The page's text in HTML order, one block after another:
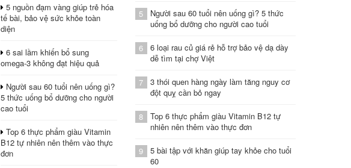
5 nguồn đạm vàng giúp trẻ hóa
tế bài, bảo vệ sức khỏe toàn
diện
6 sai lầm khiến bổ sung
omega-3 không đạt hiệu quả
Người sau 60 tuổi nên uống gì?
5 thức uống bổ dưỡng cho người
cao tuổi
Top 6 thực phẩm giàu Vitamin
B12 tự nhiên nên thêm vào thực
đơn
5
Người sau 60 tuổi nên uống gì? 5 thức
uống bổ dưỡng cho người cao tuổi
6
6 loại rau củ giá rẻ hỗ trợ bảo vệ dạ dày
dễ tìm tại chợ Việt
7
3 thói quen hàng ngày làm tăng nguy cơ
đột quỵ cần bỏ ngay
8
Top 6 thực phẩm giàu Vitamin B12 tự
nhiên nên thêm vào thực đơn
9
5 bài tập với khăn giúp tay khỏe cho tuổi
60